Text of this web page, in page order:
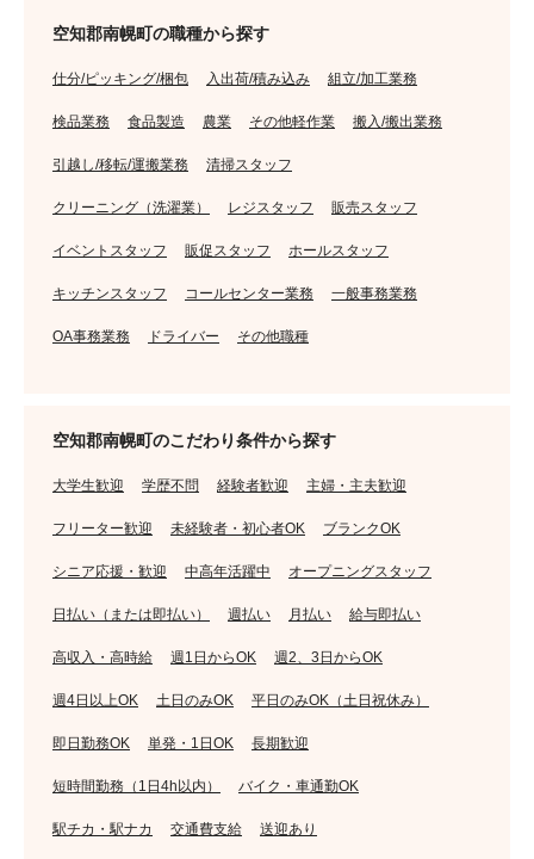
空知郡南幌町の職種から探す
仕分/ピッキング/梱包 入出荷/積み込み 組立/加工業務
検品業務 食品製造 農業 その他軽作業 搬入/搬出業務
引越し/移転/運搬業務 清掃スタッフ
クリーニング（洗濯業） レジスタッフ 販売スタッフ
イベントスタッフ 販促スタッフ ホールスタッフ
キッチンスタッフ コールセンター業務 一般事務業務
OA事務業務 ドライバー その他職種
空知郡南幌町のこだわり条件から探す
大学生歓迎 学歴不問 経験者歓迎 主婦・主夫歓迎
フリーター歓迎 未経験者・初心者OK ブランクOK
シニア応援・歓迎 中高年活躍中 オープニングスタッフ
日払い（または即払い） 週払い 月払い 給与即払い
高収入・高時給 週1日からOK 週2、3日からOK
週4日以上OK 土日のみOK 平日のみOK（土日祝休み）
即日勤務OK 単発・1日OK 長期歓迎
短時間勤務（1日4h以内） バイク・車通勤OK
駅チカ・駅ナカ 交通費支給 送迎あり